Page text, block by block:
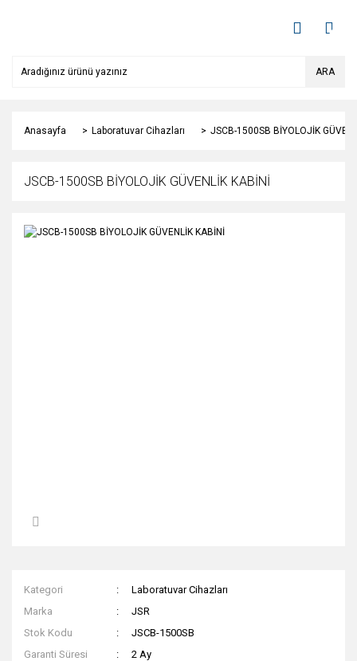
ARA
Anasayfa Laboratuvar Cihazları JSCB-1500SB BİYOLOJİK
JSCB-1500SB BİYOLOJİK GÜVENLİK KABİNİ
Kategori
Laboratuvar Cihazları
Marka
JSR
Stok Kodu
JSCB-1500SB
Garanti Süresi
2 Ay